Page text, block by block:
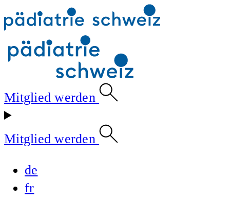
Mitglied werden
Mitglied werden
de
fr